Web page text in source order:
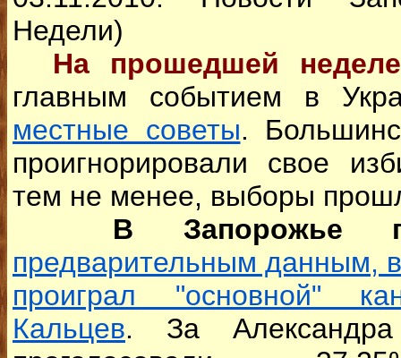
Недели)
На прошедшей
главным событием в
местные советы.
проигнорировали свое
тем не менее, выборы
В Запорожье
предварительным данным,
проиграл "основной"
Кальцев. За Александра